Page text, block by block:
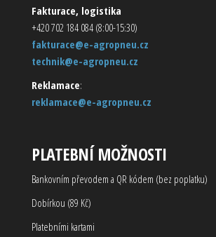
Fakturace, logistika
+420 702 184 084 (8:00-15:30)
fakturace@e-agropneu.cz
technik@e-agropneu.cz
Reklamace:
reklamace@e-agropneu.cz
PLATEBNÍ MOŽNOSTI
Bankovním převodem a QR kódem (bez poplatku)
Dobírkou (89 Kč)
Platebními kartami